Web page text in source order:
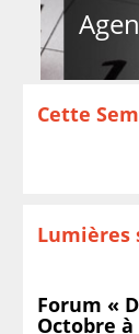
Cette
Lumières
Forum «
Octobre à